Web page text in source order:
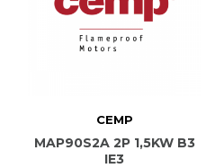
CEMP
MAP90S2A 2P 1,5KW B3
IE3